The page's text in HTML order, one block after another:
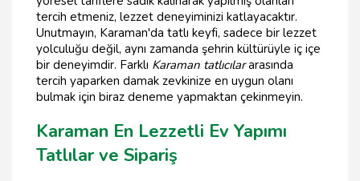
tercih etmeniz, lezzet deneyiminizi katlayacaktır.
Unutmayın, Karaman'da tatlı keyfi, sadece bir lezzet
yolculuğu değil, aynı zamanda şehrin kültürüyle iç içe
bir deneyimdir. Farklı Karaman tatlıcılararasında
tercih yaparken damak zevkinize en uygun olanı
bulmak için biraz deneme yapmaktan çekinmeyin.
Karaman En Lezzetli Ev Yapımı
Tatlılar ve Sipariş